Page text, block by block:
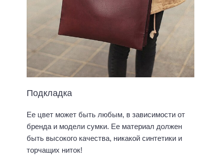
Подкладка
Ее цвет может быть любым, в зависимости от
бренда и модели сумки. Ее материал должен
быть высокого качества, никакой синтетики и
торчащих ниток!